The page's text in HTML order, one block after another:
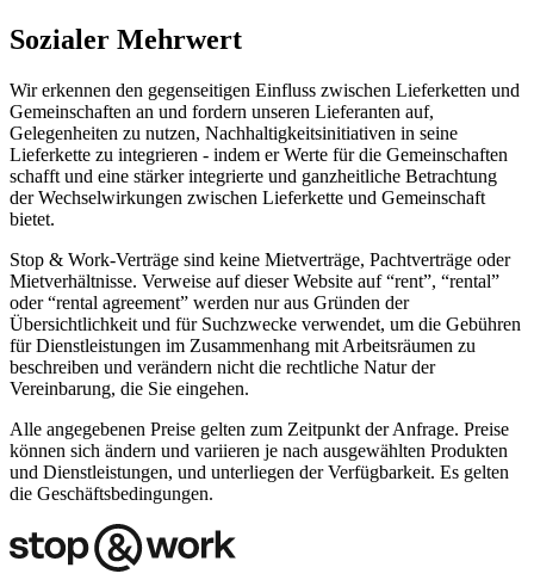
Sozialer Mehrwert
Wir erkennen den gegenseitigen Einfluss zwischen Lieferketten und
Gemeinschaften an und fordern unseren Lieferanten auf,
Gelegenheiten zu nutzen, Nachhaltigkeitsinitiativen in seine
Lieferkette zu integrieren - indem er Werte für die Gemeinschaften
schafft und eine stärker integrierte und ganzheitliche Betrachtung
der Wechselwirkungen zwischen Lieferkette und Gemeinschaft
bietet.
Stop & Work-Verträge sind keine Mietverträge, Pachtverträge oder
Mietverhältnisse. Verweise auf dieser Website auf “rent”, “rental”
oder “rental agreement” werden nur aus Gründen der
Übersichtlichkeit und für Suchzwecke verwendet, um die Gebühren
für Dienstleistungen im Zusammenhang mit Arbeitsräumen zu
beschreiben und verändern nicht die rechtliche Natur der
Vereinbarung, die Sie eingehen.
Alle angegebenen Preise gelten zum Zeitpunkt der Anfrage. Preise
können sich ändern und variieren je nach ausgewählten Produkten
und Dienstleistungen, und unterliegen der Verfügbarkeit. Es gelten
die Geschäftsbedingungen.